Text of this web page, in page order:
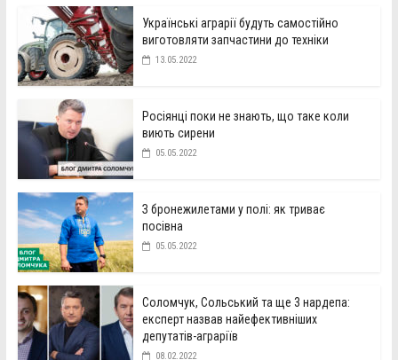
Українські аграрії будуть самостійно
виготовляти запчастини до техніки
13.05.2022
Росіянці поки не знають, що таке коли
виють сирени
05.05.2022
З бронежилетами у полі: як триває
посівна
05.05.2022
Соломчук, Сольський та ще 3 нардепа:
експерт назвав найефективніших
депутатів-аграріїв
08.02.2022